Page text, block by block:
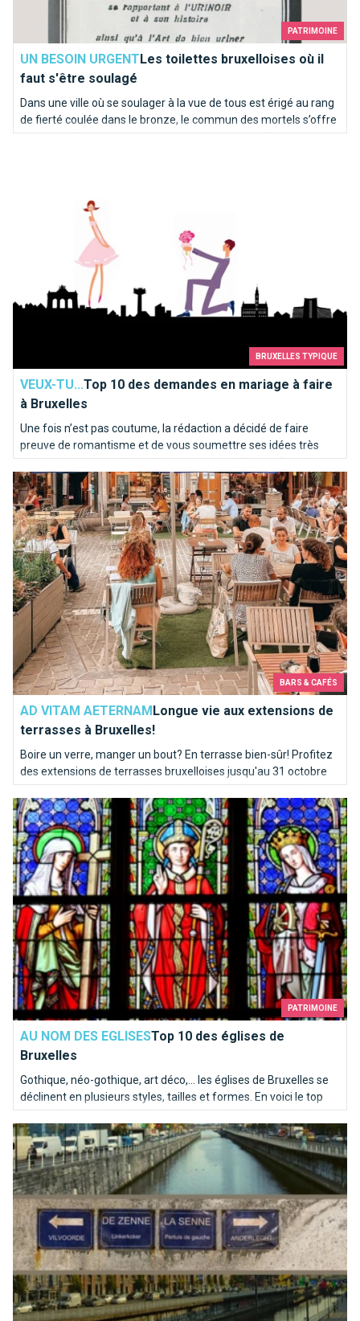
PATRIMOINE
UN BESOIN URGENTLes toilettes bruxelloises où il
faut s'être soulagé
Dans une ville où se soulager à la vue de tous est érigé au rang
de fierté coulée dans le bronze, le commun des mortels s’offre
de temps à autre une pause sanitaire qui sort de l’ordinaire.
BRUXELLES TYPIQUE
VEUX-TU...Top 10 des demandes en mariage à faire
à Bruxelles
Une fois n’est pas coutume, la rédaction a décidé de faire
preuve de romantisme et de vous soumettre ses idées très
inspirées pour une demande en mariage idyllique à Bruxelles.
Voici notre “Top 10” des endroits où poser le genou par terre…
BARS & CAFÉS
AD VITAM AETERNAMLongue vie aux extensions de
terrasses à Bruxelles!
Boire un verre, manger un bout? En terrasse bien-sûr! Profitez
des extensions de terrasses bruxelloises jusqu'au 31 octobre
mais pas d'inquiétude : elles reviendront chaque année!
Longue vie aux extensions de terrasses à Bruxelles!
PATRIMOINE
AU NOM DES EGLISESTop 10 des églises de
Bruxelles
Gothique, néo-gothique, art déco,... les églises de Bruxelles se
déclinent en plusieurs styles, tailles et formes. En voici le top
10, totalement subjectif, de la rédaction de BrusselsLife.be
Top 10 des églises de Bruxelles
La Senne coule dans nos veines